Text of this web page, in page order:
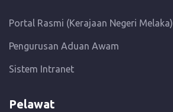
Portal Rasmi (Kerajaan Negeri Melaka)
Pengurusan Aduan Awam
Sistem Intranet
Pelawat